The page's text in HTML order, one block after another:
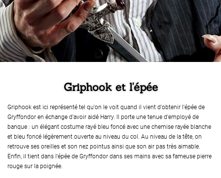
Griphook et l'épée
Griphook est ici représenté tel qu'on le voit quand il vient d'obtenir l'épée de
Gryffondor en échange d'avoir aidé Harry. Il porte une tenue d'employé de
banque : un élégant costume rayé bleu foncé avec une chemise rayée blanche
et bleu foncé légèrement ouverte au niveau du col. Au niveau de la tête, on
retrouve ses oreilles et son nez pointus ainsi que son air pas très aimable.
Enfin, il tient dans l'épée de Gryffondor dans ses mains avec sa fameuse pierre
rouge sur la poignée.